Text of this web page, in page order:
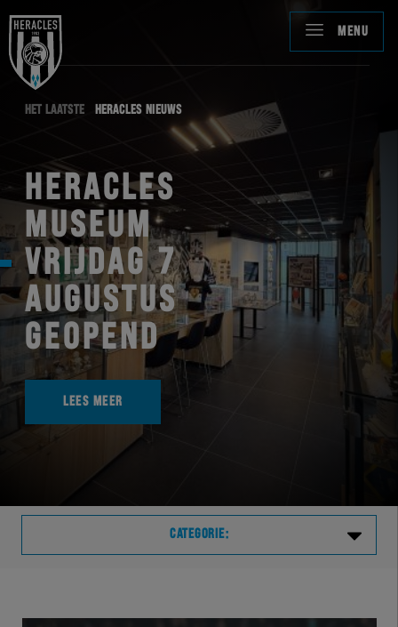
MENU
HET LAATSTE HERACLES NIEUWS
HERACLES
MUSEUM
VRIJDAG 7
AUGUSTUS
GEOPEND
LEES MEER
CATEGORIE: